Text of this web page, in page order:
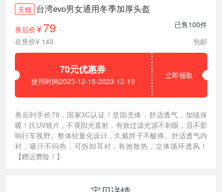
天猫 台湾evo男女通用冬季加厚头盔
券后价¥ 79
已售100件
在售价¥ 149
包邮
70元优惠券
使用时间2023-12-15-2023-12-19
立即领取
券后到手价79，国家3C认证！坚固壳体，舒适透气，加绒保
暖！抗UV镜片，不畏阳光直射，有效过滤光源不刺眼，且不影
响行车视野。整体轻量化设计，久戴脖子不酸疼。舒适透气内
衬，吸汗不闷热，可拆卸耳衬，有效散热，立体循环透风！
【赠运费险！】